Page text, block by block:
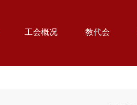
工会概况 教代会